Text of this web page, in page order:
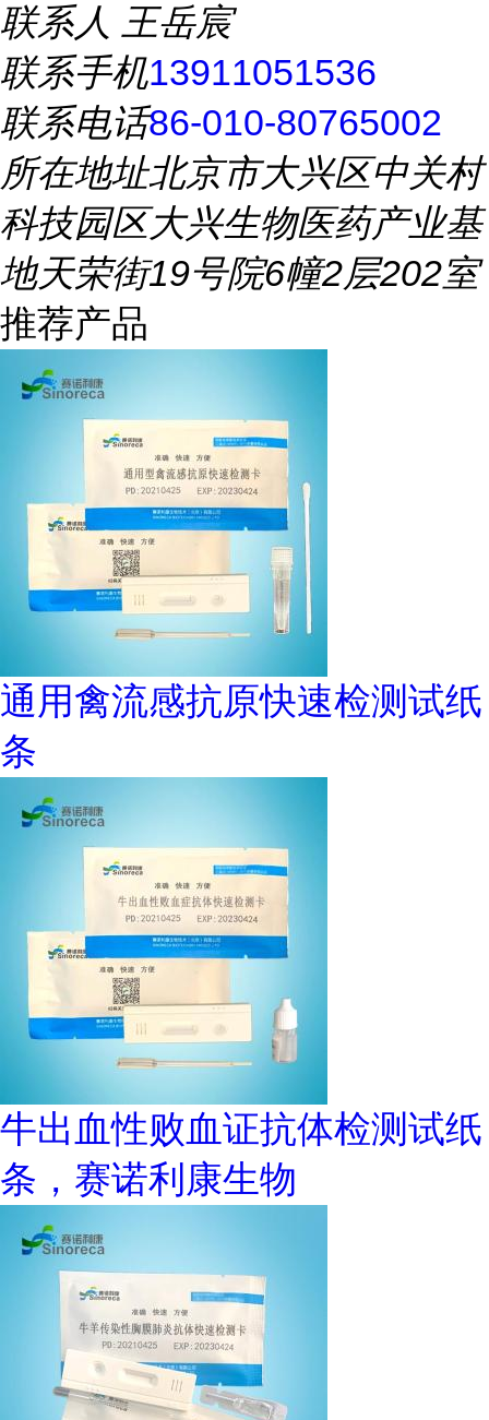
联系人 王岳宸
联系手机13911051536
联系电话86-010-80765002
所在地址北京市大兴区中关村
科技园区大兴生物医药产业基
地天荣街19号院6幢2层202室
推荐产品
通用禽流感抗原快速检测试纸
条
牛出血性败血证抗体检测试纸
条，赛诺利康生物